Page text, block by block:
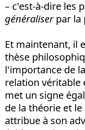
– c'est-à-dire les
généraliserpar la
Et maintenant, il
thèse
l'importance de
relation véritable
met un signe
de la théorie et
attribue à son